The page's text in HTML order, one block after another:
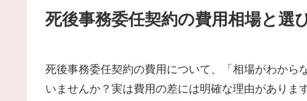
死後事務委任契約の費用相場と選
死後事務委任契約の費用について、「相場がわから
いませんか？実は費用の差には明確な理由がありま